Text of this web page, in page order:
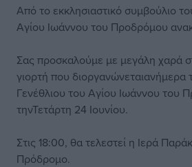
Από το εκκλησιαστικό συμβούλιο
Αγίου Ιωάννου του Προδρόμου
Σας προσκαλούμε με μεγάλη χαρά
γιορτή που διοργανώνεταιανήμερα
Γενέθλιου του Αγίου Ιωάννου του
τηνΤετάρτη 24 Ιουνίου.
Στις 18:00, θα τελεστεί η Ιερά
Πρόδρομο.